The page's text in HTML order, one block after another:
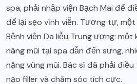
spa, phải nhập viện Bạch Mai để
để lại sẹo vĩnh viễn. Tương tự,
Bệnh viện Da liễu Trung ương:
nâng mũi tại spa dẫn đến sưng,
nặng vùng mũi. Bác sĩ đã phải
nạo filler và chăm sóc tích cực.